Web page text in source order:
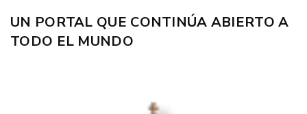
UN PORTAL QUE CONTINÚA ABIERTO A
TODO EL MUNDO